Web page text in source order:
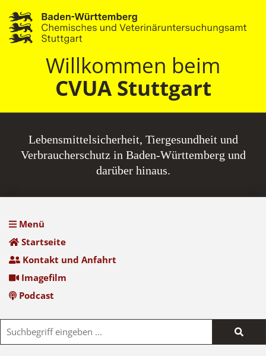
Willkommen beim
CVUA Stuttgart
Lebensmittel­sicherheit, Tiergesundheit und
Verbraucherschutz in Baden-Württemberg und
darüber hinaus.
Menü
Startseite
Kontakt und Anfahrt
Imagefilm
Podcast